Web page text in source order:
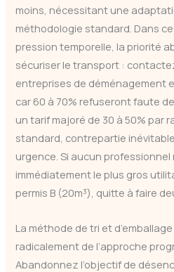
moins, nécessitant une
méthodologie standard. Dans
pression temporelle, la priorité
sécuriser le transport :
entreprises de déménagement
car 60 à 70% refuseront faute
un tarif majoré de 30 à 50% par
standard, contrepartie
urgence. Si aucun professionnel
immédiatement le plus gros
permis B (20m³), quitte à faire
La méthode de tri et
radicalement de l’approche
Abandonnez l’objectif de